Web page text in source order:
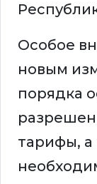
Особое
новым
порядка
тарифы, а